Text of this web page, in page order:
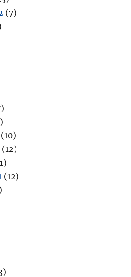
(7)
(10)
(12)
(12)